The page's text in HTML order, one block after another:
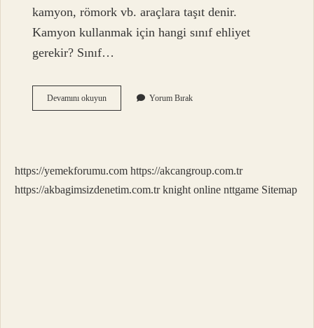
kamyon, römork vb. araçlara taşıt denir.
Kamyon kullanmak için hangi sınıf ehliyet
gerekir? Sınıf…
Devamını okuyunKamyon
Ağır
Yorum Bırak
https://yemekforumu.com https://akcangroup.com.tr
https://akbagimsizdenetim.com.tr knight online nttgame Sitemap